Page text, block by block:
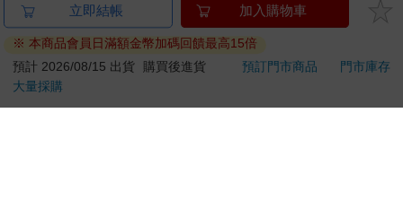
金石堂及銀行均不會請您操作ATM! 如接獲電話要求您前往
ATM提款機，請不要聽從指示，以免受騙上當！
退換貨須知：
**提醒您，鑑賞期不等於試用期，退回商品須為全新狀態**
依據「消費者保護法」第19條及行政院消費者保護處公告之
立即結帳 加入購物車
※ 本商品會員日滿額金幣加碼回饋最高15倍
預計 2026/08/15 出貨
購買後進貨 預訂門市商品
門市庫存
大量採購